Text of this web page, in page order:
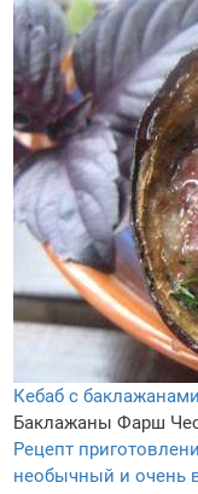
Кебаб с баклажанами
Баклажаны Фарш
Рецепт
необычный и очень